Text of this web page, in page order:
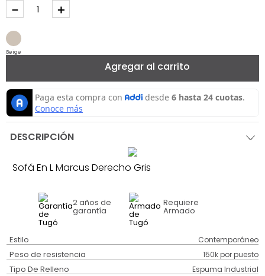
＋
－
Beige
Agregar al carrito
DESCRIPCIÓN
Sofá En L Marcus Derecho Gris
2 años de
garantía
Requiere
Armado
Estilo Contemporáneo
Peso de resistencia 150k por puesto
Tipo De Relleno Espuma Industrial